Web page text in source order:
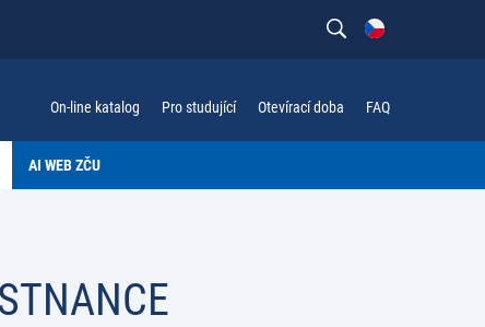
On-line katalog Pro studující Otevírací doba FAQ
AI WEB ZČU